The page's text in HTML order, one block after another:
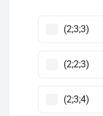
(2;3;3)
(2;2;3)
(2;3;4)